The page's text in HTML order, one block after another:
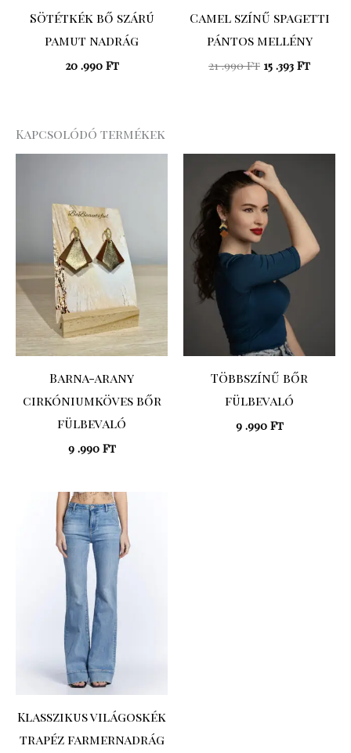
Sötétkék bő szárú
pamut nadrág
20 .990 Ft
Camel színű spagetti
pántos mellény
21 .990Ft 15 .393 Ft
Kapcsolódó termékek
Barna-arany
cirkóniumköves bőr
fülbevaló
9 .990 Ft
Többszínű bőr
fülbevaló
9 .990 Ft
Klasszikus világoskék
trapéz farmernadrág